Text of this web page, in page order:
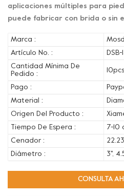
aplicaciones múltiples para
puede fabricar con brida o sin
Marca :
Artículo No. :
DSB-
Cantidad Mínima De
Pedido :
10pcs
Pago :
Material :
Origen Del Producto :
Tiempo De Espera :
7-10
Cenador :
Diámetro :
3'',
CONSULTA